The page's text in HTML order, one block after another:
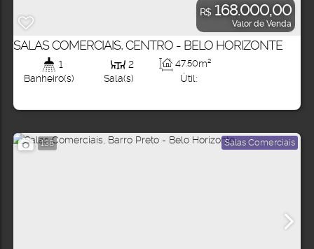
R$ 168.000,00
Valor de Venda
SALAS COMERCIAIS, CENTRO - BELO HORIZONTE
1
Banheiro(s)
2
Sala(s)
Útil:
47.50m²
138 Salas Comerciais